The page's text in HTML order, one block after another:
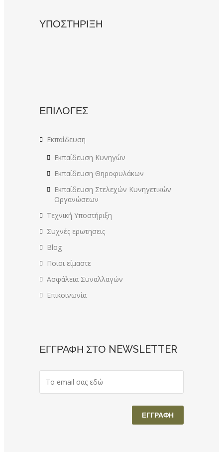
ΥΠΟΣΤΗΡΙΞΗ
ΕΠΙΛΟΓΕΣ
Εκπαίδευση
Εκπαίδευση Κυνηγών
Εκπαίδευση Θηροφυλάκων
Εκπαίδευση Στελεχών Κυνηγετικών
Οργανώσεων
Τεχνική Υποστήριξη
Συχνές ερωτησεις
Blog
Ποιοι είμαστε
Ασφάλεια Συναλλαγών
Επικοινωνία
ΕΓΓΡΑΦΗ ΣΤΟ NEWSLETTER